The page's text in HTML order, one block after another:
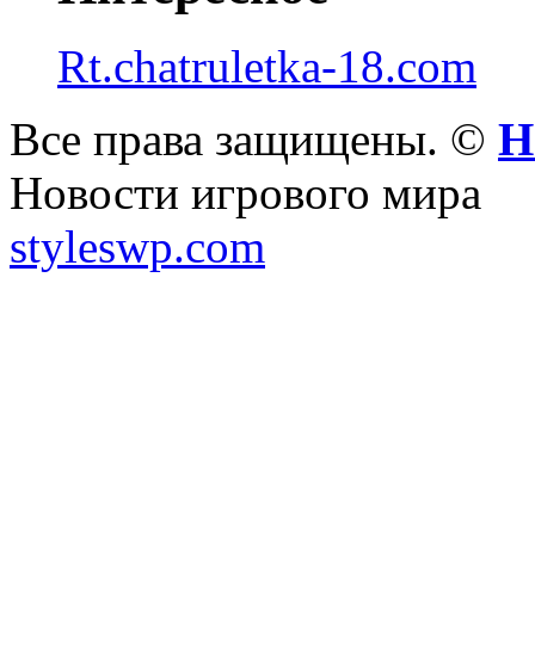
Rt.chatruletka-18.com
Все права защищены. ©
Новости игрового мира
styleswp.com